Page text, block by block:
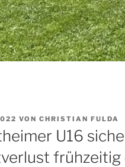
VON CHRISTIAN FULDA
U16
frühzeitig